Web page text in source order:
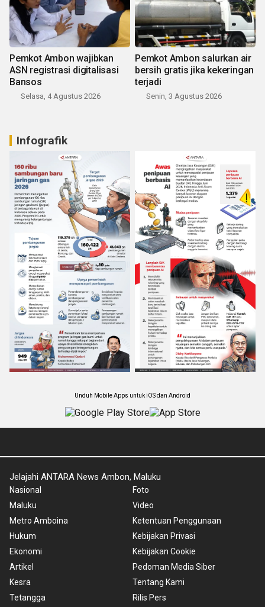
Pemkot Ambon wajibkan
ASN registrasi digitalisasi
Bansos
Selasa, 4 Agustus 2026
Pemkot Ambon salurkan air
bersih gratis jika kekeringan
terjadi
Senin, 3 Agustus 2026
Infografik
Unduh Mobile Apps untuk iOS dan Android
Jelajahi ANTARA News Ambon, Maluku
Nasional
Maluku
Metro Amboina
Hukum
Ekonomi
Artikel
Kesra
Tetangga
Foto
Video
Ketentuan Penggunaan
Kebijakan Privasi
Kebijakan Cookie
Pedoman Media Siber
Tentang Kami
Rilis Pers